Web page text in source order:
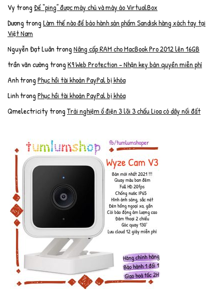
Vy trongĐể “ping” được máy chủ và máy ảo VirtualBox
Dương trongLàm thế nào để bảo hành sản phẩm Sandisk hàng xách tay tại
Việt Nam
Nguyễn Đạt Luân trongNâng cấp RAM cho MacBook Pro 2012 lên 16GB
trần văn cường trongK9 Web Protection – Nhận key bản quyền miễn phí
AnhtrongPhục hồi tài khoản PayPal bị khóa
LinhtrongPhục hồi tài khoản PayPal bị khóa
Qmelectricity trongTrải nghiệm ổ điện 3 lõi 3 chấu Lioa có dây nối đất